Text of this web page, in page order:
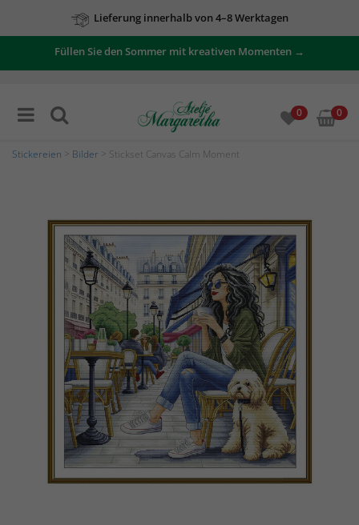
Lieferung innerhalb von 4–8 Werktagen
Füllen Sie den Sommer mit kreativen Momenten →
0 0
Stickereien Bilder > Stickset Canvas Calm Moment